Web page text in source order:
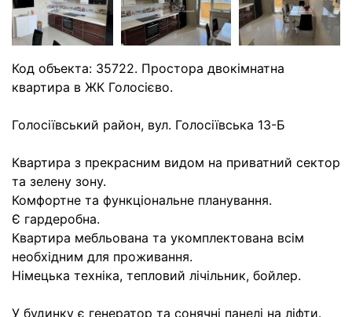
Код объекта: 35722. Простора двокімнатна
квартира в ЖК Голосієво.
Голосіївський район, вул. Голосіївська 13-Б
Квартира з прекрасним видом на приватний сектор
та зелену зону.
Комфортне та функціональне планування.
Є гардеробна.
Квартира мебльована та укомплектована всім
необхідним для проживання.
Німецька техніка, тепловий лічільник, бойлер.
У будинку є генератор та сонячні панелі на ліфти.